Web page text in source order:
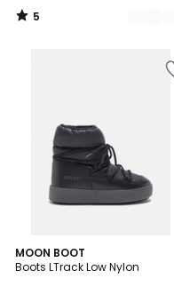
5
/
MOON BOOT
Boots LTrack Low Nylon